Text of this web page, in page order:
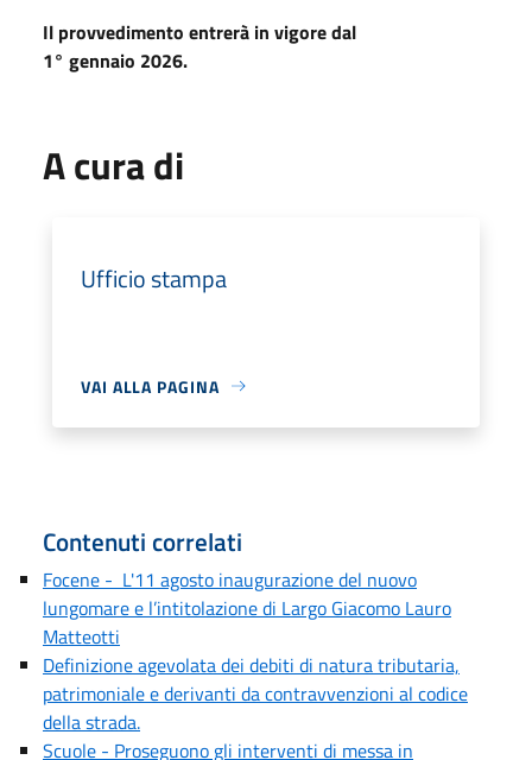
Il provvedimento entrerà in vigore dal
1° gennaio 2026.
A cura di
Ufficio stampa
VAI ALLA PAGINA
Contenuti correlati
Focene - L'11 agosto inaugurazione del nuovo
lungomare e l’intitolazione di Largo Giacomo Lauro
Matteotti
Definizione agevolata dei debiti di natura tributaria,
patrimoniale e derivanti da contravvenzioni al codice
della strada.
Scuole - Proseguono gli interventi di messa in